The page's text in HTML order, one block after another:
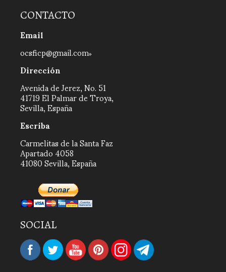
CONTACTO
Email
ocsficp@gmail.com
Dirección
Avenida de Jerez, No. 51
41719 El Palmar de Troya,
Sevilla, España
Escriba
Carmelitas de la Santa Faz
Apartado 4058
41080 Sevilla, España
SOCIAL